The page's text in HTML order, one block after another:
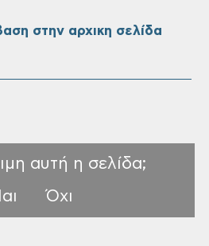
στην αρχικη σελίδα
αυτή η σελίδα;
Όχι